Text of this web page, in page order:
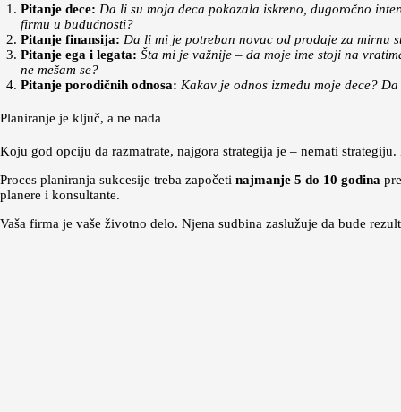
Pitanje dece: Da li su moja deca pokazala iskreno, dugoročno
firmu u budućnosti?
Pitanje finansija: Da li mi je potreban novac od prodaje za mirnu
Pitanje ega i legata: Šta mi je važnije – da moje ime stoji na
ne mešam se?
Pitanje porodičnih odnosa: Kakav je odnos između moje dece?
Planiranje je ključ, a ne nada
Koju god opciju da razmatrate, najgora strategija je – nemati
Proces planiranja sukcesije treba započeti najmanje 5 do 10 godina
planere i konsultante.
Vaša firma je vaše životno delo. Njena sudbina zaslužuje da bude